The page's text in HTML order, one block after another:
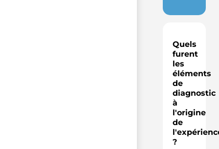
Quels
furent
les
éléments
de
diagnostic
à
l'origine
de
?